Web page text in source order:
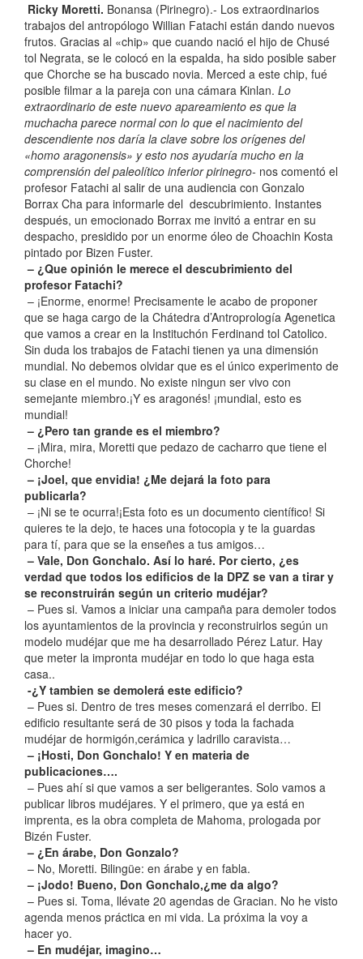
Ricky Moretti. Bonansa (Pirinegro).- Los extraordinarios
trabajos del antropólogo Willian Fatachi están dando nuevos
frutos. Gracias al «chip» que cuando nació el hijo de Chusé
tol Negrata, se le colocó en la espalda, ha sido posible saber
que Chorche se ha buscado novia. Merced a este chip, fué
posible filmar a la pareja con una cámara Kinlan. Lo
extraordinario de este nuevo apareamiento es que la
muchacha parece normal con lo que el nacimiento del
descendiente nos daría la clave sobre los orígenes del
«homo aragonensis» y esto nos ayudaría mucho en la
comprensión del paleolítico inferior pirinegro- nos comentó el
profesor Fatachi al salir de una audiencia con Gonzalo
Borrax Cha para informarle del descubrimiento. Instantes
después, un emocionado Borrax me invitó a entrar en su
despacho, presidido por un enorme óleo de Choachin Kosta
pintado por Bizen Fuster.
– ¿Que opinión le merece el descubrimiento del
profesor Fatachi?
– ¡Enorme, enorme! Precisamente le acabo de proponer
que se haga cargo de la Chátedra d’Antroprología Agenetica
que vamos a crear en la Instituchón Ferdinand tol Catolico.
Sin duda los trabajos de Fatachi tienen ya una dimensión
mundial. No debemos olvidar que es el único experimento de
su clase en el mundo. No existe ningun ser vivo con
semejante miembro.¡Y es aragonés! ¡mundial, esto es
mundial!
– ¿Pero tan grande es el miembro?
– ¡Mira, mira, Moretti que pedazo de cacharro que tiene el
Chorche!
– ¡Joel, que envidia! ¿Me dejará la foto para
publicarla?
– ¡Ni se te ocurra!¡Esta foto es un documento científico! Si
quieres te la dejo, te haces una fotocopia y te la guardas
para tí, para que se la enseñes a tus amigos…
– Vale, Don Gonchalo. Así lo haré. Por cierto, ¿es
verdad que todos los edificios de la DPZ se van a tirar y
se reconstruirán según un criterio mudéjar?
– Pues si. Vamos a iniciar una campaña para demoler todos
los ayuntamientos de la provincia y reconstruirlos según un
modelo mudéjar que me ha desarrollado Pérez Latur. Hay
que meter la impronta mudéjar en todo lo que haga esta
casa..
-¿Y tambien se demolerá este edificio?
– Pues si. Dentro de tres meses comenzará el derribo. El
edificio resultante será de 30 pisos y toda la fachada
mudéjar de hormigón,cerámica y ladrillo caravista…
– ¡Hosti, Don Gonchalo! Y en materia de
publicaciones….
– Pues ahí si que vamos a ser beligerantes. Solo vamos a
publicar libros mudéjares. Y el primero, que ya está en
imprenta, es la obra completa de Mahoma, prologada por
Bizén Fuster.
– ¿En árabe, Don Gonzalo?
– No, Moretti. Bilingüe: en árabe y en fabla.
– ¡Jodo! Bueno, Don Gonchalo,¿me da algo?
– Pues si. Toma, llévate 20 agendas de Gracian. No he visto
agenda menos práctica en mi vida. La próxima la voy a
hacer yo.
– En mudéjar, imagino…